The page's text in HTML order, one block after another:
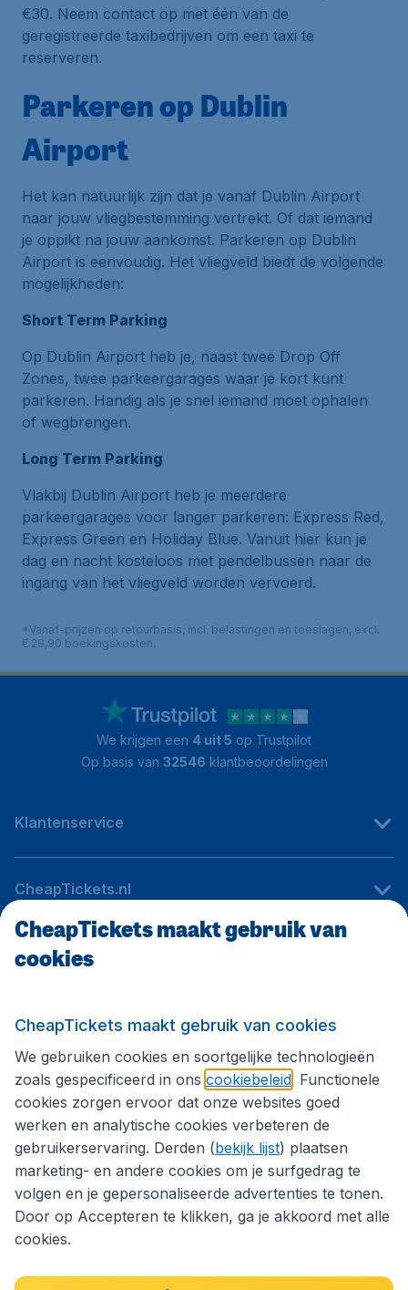
€30. Neem contact op met één van de
geregistreerde taxibedrijven om een taxi te
reserveren.
Parkeren op Dublin
Airport
Het kan natuurlijk zijn dat je vanaf Dublin Airport
naar jouw vliegbestemming vertrekt. Of dat iemand
je oppikt na jouw aankomst. Parkeren op Dublin
Airport is eenvoudig. Het vliegveld biedt de volgende
mogelijkheden:
Short Term Parking
Op Dublin Airport heb je, naast twee Drop Off
Zones, twee parkeergarages waar je kort kunt
parkeren. Handig als je snel iemand moet ophalen
of wegbrengen.
Long Term Parking
Vlakbij Dublin Airport heb je meerdere
parkeergarages voor langer parkeren: Express Red,
Express Green en Holiday Blue. Vanuit hier kun je
dag en nacht kosteloos met pendelbussen naar de
ingang van het vliegveld worden vervoerd.
*Vanaf-prijzen op retourbasis, incl. belastingen en toeslagen, excl.
€ 29,90 boekingskosten.
We krijgen een 4 uit 5 op Trustpilot
Op basis van 32546 klantbeoordelingen
Klantenservice
CheapTickets.nl
Internationale sites
Volg CheapTickets.nl
CheapTickets maakt gebruik van
cookies
CheapTickets maakt gebruik van cookies
We gebruiken cookies en soortgelijke technologieën
zoals gespecificeerd in ons cookiebeleid . Functionele
cookies zorgen ervoor dat onze websites goed
werken en analytische cookies verbeteren de
gebruikerservaring. Derden (bekijk lijst) plaatsen
marketing- en andere cookies om je surfgedrag te
volgen en je gepersonaliseerde advertenties te tonen.
Door op Accepteren te klikken, ga je akkoord met alle
cookies.